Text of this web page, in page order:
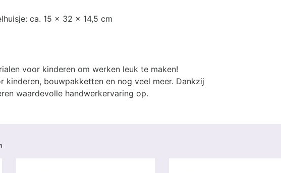
ca. 15 x 32 x 14,5 cm
voor kinderen om werken leuk te maken!
bouwpakketten en nog veel meer. Dankzij
waardevolle handwerkervaring op.